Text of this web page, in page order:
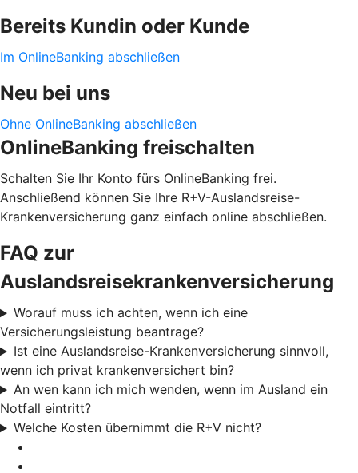
Bereits Kundin oder Kunde
Im OnlineBanking abschließen
Neu bei uns
Ohne OnlineBanking abschließen
OnlineBanking freischalten
Schalten Sie Ihr Konto fürs OnlineBanking frei.
Anschließend können Sie Ihre R+V-Auslandsreise-
Krankenversicherung ganz einfach online abschließen.
FAQ zur
Auslandsreisekrankenversicherung
Worauf muss ich achten, wenn ich eine
Versicherungsleistung beantrage?
Ist eine Auslandsreise-Krankenversicherung sinnvoll,
wenn ich privat krankenversichert bin?
An wen kann ich mich wenden, wenn im Ausland ein
Notfall eintritt?
Welche Kosten übernimmt die R+V nicht?